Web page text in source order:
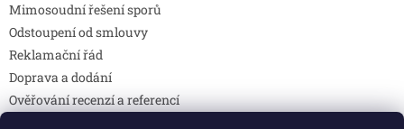
Mimosoudní řešení sporů
Odstoupení od smlouvy
Reklamační řád
Doprava a dodání
Ověřování recenzí a referencí